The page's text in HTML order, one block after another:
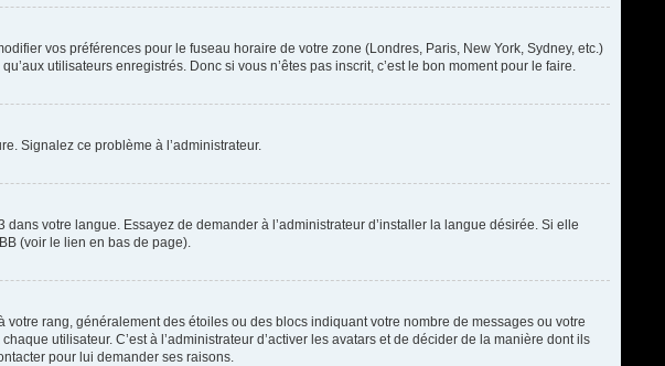
vos préférences pour le fuseau horaire de votre zone (Londres, Paris, New York, Sydney, etc.)
utilisateurs enregistrés. Donc si vous n’êtes pas inscrit, c’est le bon moment pour le faire.
Signalez ce problème à l’administrateur.
votre langue. Essayez de demander à l’administrateur d’installer la langue désirée. Si elle
(voir le lien en bas de page).
rang, généralement des étoiles ou des blocs indiquant votre nombre de messages ou votre
utilisateur. C’est à l’administrateur d’activer les avatars et de décider de la manière dont ils
pour lui demander ses raisons.